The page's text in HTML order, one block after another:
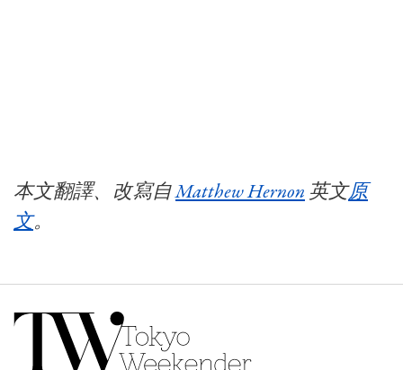
本文翻譯、改寫自Matthew Hernon英文原
文。